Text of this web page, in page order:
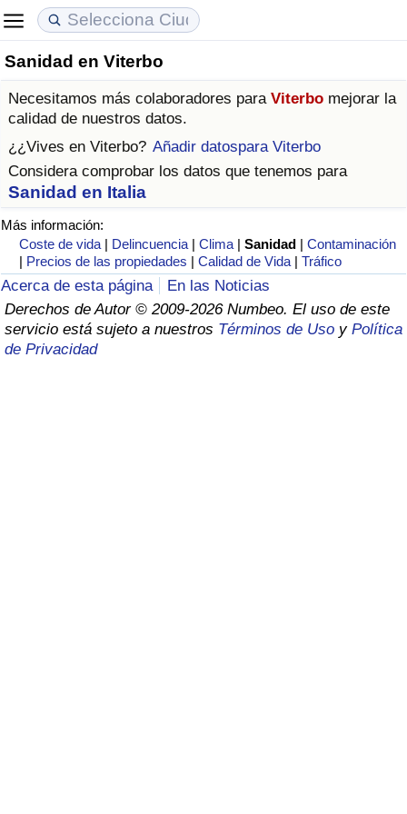
Sanidad en Viterbo
Necesitamos más colaboradores para Viterbo mejorar la
calidad de nuestros datos.
¿¿Vives en Viterbo? Añadir datospara Viterbo
Considera comprobar los datos que tenemos para
Sanidad en Italia
Más información:
Coste de vida | Delincuencia |Clima |Sanidad |Contaminación
| Precios de las propiedades |Calidad de Vida |Tráfico
Acerca de esta página
En las Noticias
Derechos de Autor © 2009-2026 Numbeo. El uso de este
servicio está sujeto a nuestros Términos de Uso y Política
de Privacidad
Coste de vida
Índice de Costo de Vida (Actual)
Índice de Costo de Vida
Índice de costo de vida por país
en aqaba
Precios de las propiedades
Índice de Precios de Inmuebles (Actual)
Índice de Precios de Inmuebles
Índice de Precios de Inmuebles por País
Calidad de Vida
Índice de Calidad de Vida
Índice de Calidad de Vida (Actual)
Índice de calidad de vida por país
Delincuencia
Calificación del Índice de Criminalidad
(Actual)